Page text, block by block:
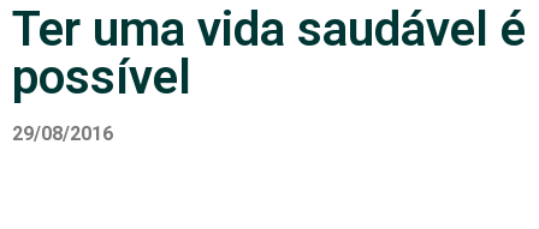
Ter uma vida saudável é
possível
29/08/2016